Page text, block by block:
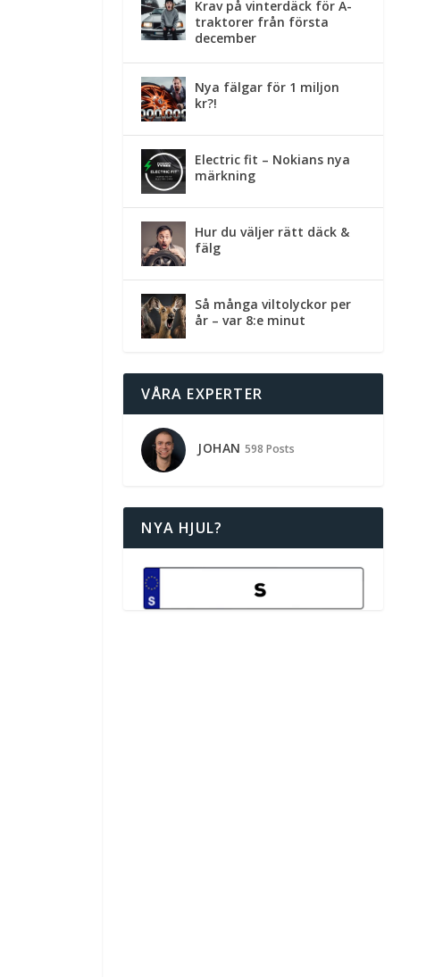
Krav på vinterdäck för A-
traktorer från första
december
Nya fälgar för 1 miljon
kr?!
Electric fit – Nokians nya
märkning
Hur du väljer rätt däck &
fälg
Så många viltolyckor per
år – var 8:e minut
VÅRA EXPERTER
JOHAN 598 Posts
NYA HJUL?